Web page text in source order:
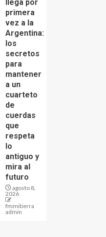
llega por
primera
vez a la
Argentina:
los
secretos
para
mantener
a un
cuarteto
de
cuerdas
que
respeta
lo
antiguo y
mira al
futuro
agosto 8,
2026
fmmitierra
admin